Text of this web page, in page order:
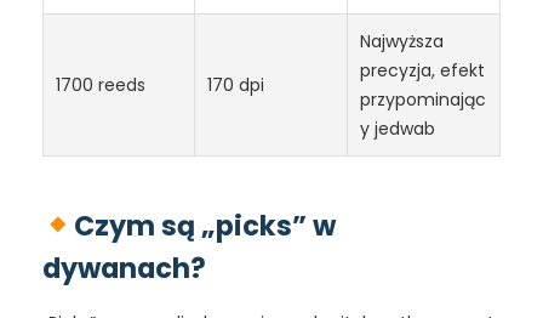
1700 reeds 170 dpi
Najwyższa
precyzja, efekt
przypominając
y jedwab
Czym są „picks” w
dywanach?